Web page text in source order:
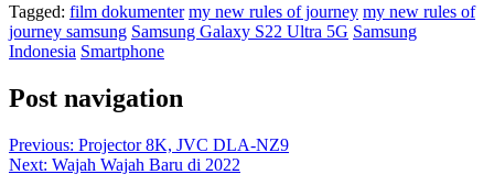
Tagged: film dokumenter my new rules of journey my new rules of
journey samsung Samsung Galaxy S22 Ultra 5G Samsung
Indonesia Smartphone
Post navigation
Previous: Projector 8K, JVC DLA-NZ9
Next: Wajah Wajah Baru di 2022